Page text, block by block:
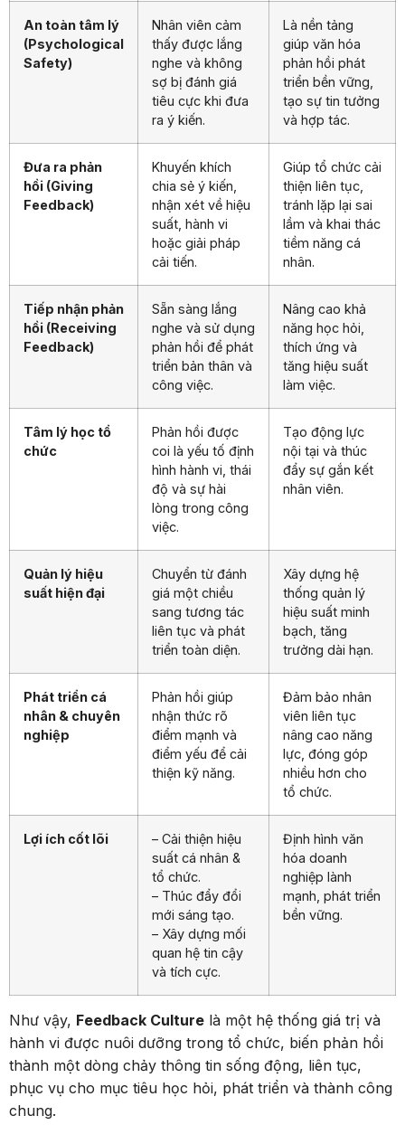
An toàn tâm lý
(Psychological
Safety)
Nhân viên cảm
thấy được lắng
nghe và không
sợ bị đánh giá
tiêu cực khi đưa
ra ý kiến.
Là nền tảng
giúp văn hóa
phản hồi phát
triển bền vững,
tạo sự tin tưởng
và hợp tác.
Đưa ra phản
hồi (Giving
Feedback)
Khuyến khích
chia sẻ ý kiến,
nhận xét về hiệu
suất, hành vi
hoặc giải pháp
cải tiến.
Giúp tổ chức cải
thiện liên tục,
tránh lặp lại sai
lầm và khai thác
tiềm năng cá
nhân.
Tiếp nhận phản
hồi (Receiving
Feedback)
Sẵn sàng lắng
nghe và sử dụng
phản hồi để phát
triển bản thân và
công việc.
Nâng cao khả
năng học hỏi,
thích ứng và
tăng hiệu suất
làm việc.
Tâm lý học tổ
chức
Phản hồi được
coi là yếu tố định
hình hành vi, thái
độ và sự hài
lòng trong công
việc.
Tạo động lực
nội tại và thúc
đẩy sự gắn kết
nhân viên.
Quản lý hiệu
suất hiện đại
Chuyển từ đánh
giá một chiều
sang tương tác
liên tục và phát
triển toàn diện.
Xây dựng hệ
thống quản lý
hiệu suất minh
bạch, tăng
trưởng dài hạn.
Phát triển cá
nhân & chuyên
nghiệp
Phản hồi giúp
nhận thức rõ
điểm mạnh và
điểm yếu để cải
thiện kỹ năng.
Đảm bảo nhân
viên liên tục
nâng cao năng
lực, đóng góp
nhiều hơn cho
tổ chức.
Lợi ích cốt lõi
– Cải thiện hiệu
suất cá nhân &
tổ chức.
– Thúc đẩy đổi
mới sáng tạo.
– Xây dựng mối
quan hệ tin cậy
và tích cực.
Định hình văn
hóa doanh
nghiệp lành
mạnh, phát triển
bền vững.
Như vậy, Feedback Culture là một hệ thống giá trị và
hành vi được nuôi dưỡng trong tổ chức, biến phản hồi
thành một dòng chảy thông tin sống động, liên tục,
phục vụ cho mục tiêu học hỏi, phát triển và thành công
chung.